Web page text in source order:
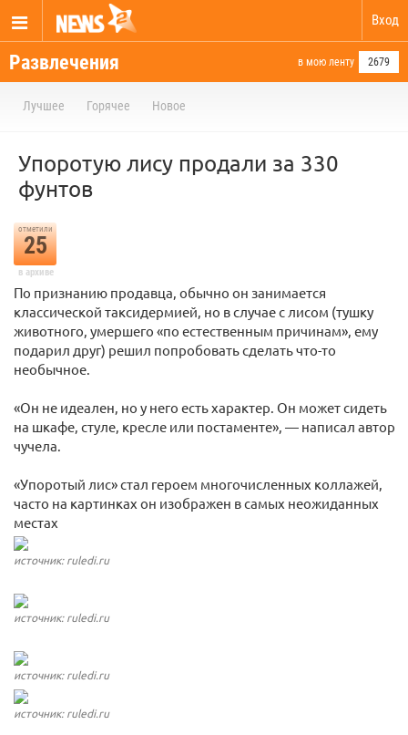
Вход
Развлечения в мою ленту 2679
Лучшее Горячее Новое
Упоротую лису продали за 330
фунтов
отметили
25
в архиве
По признанию продавца, обычно он занимается
классической таксидермией, но в случае с лисом (тушку
животного, умершего «по естественным причинам», ему
подарил друг) решил попробовать сделать что-то
необычное.
«Он не идеален, но у него есть характер. Он может сидеть
на шкафе, стуле, кресле или постаменте», — написал автор
чучела.
«Упоротый лис» стал героем многочисленных коллажей,
часто на картинках он изображен в самых неожиданных
местах
источник: ruledi.ru
источник: ruledi.ru
источник: ruledi.ru
источник: ruledi.ru